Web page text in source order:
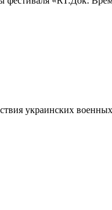
украинских военных